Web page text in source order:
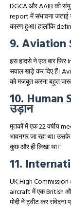
DGCA और AAIB की
report में संभावना
कारण हुआ। हालांकि
9. Aviation
इस हादसे ने एक बार
सवाल खड़े कर दिए हैं।
को मजबूत करना बहुत
10. Human
उड़ान
मृतकों में एक 22 वर्षीय
भावनगर जा रहा था।
कुछ और ही लिखा था।"
11.
UK High Commission
aircraft में एक British
मोदी ने ट्वीट कर संवेदना